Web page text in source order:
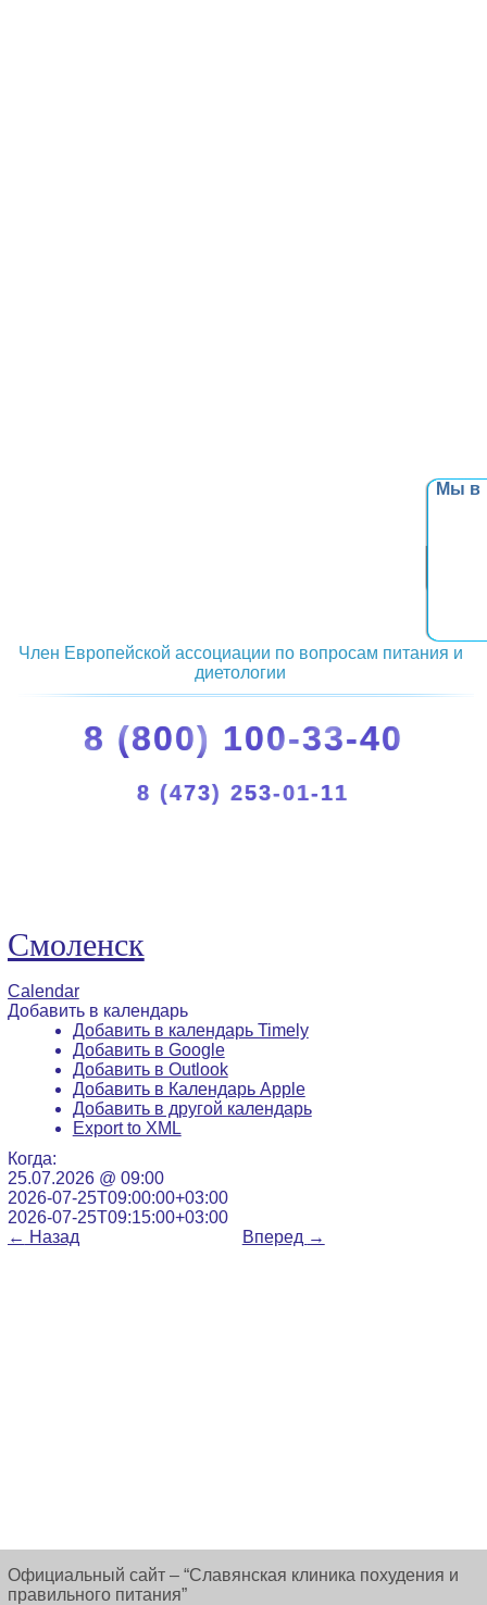
Мы в
Член Европейской ассоциации по вопросам питания и
диетологии
8 (800) 100-33-40
8 (473) 253-01-11
Смоленск
Calendar
Добавить в календарь
Добавить в календарь Timely
Добавить в Google
Добавить в Outlook
Добавить в Календарь Apple
Добавить в другой календарь
Export to XML
Когда:
25.07.2026 @ 09:00
2026-07-25T09:00:00+03:00
2026-07-25T09:15:00+03:00
← Назад Вперед →
Официальный сайт – “Славянская клиника похудения и
правильного питания”